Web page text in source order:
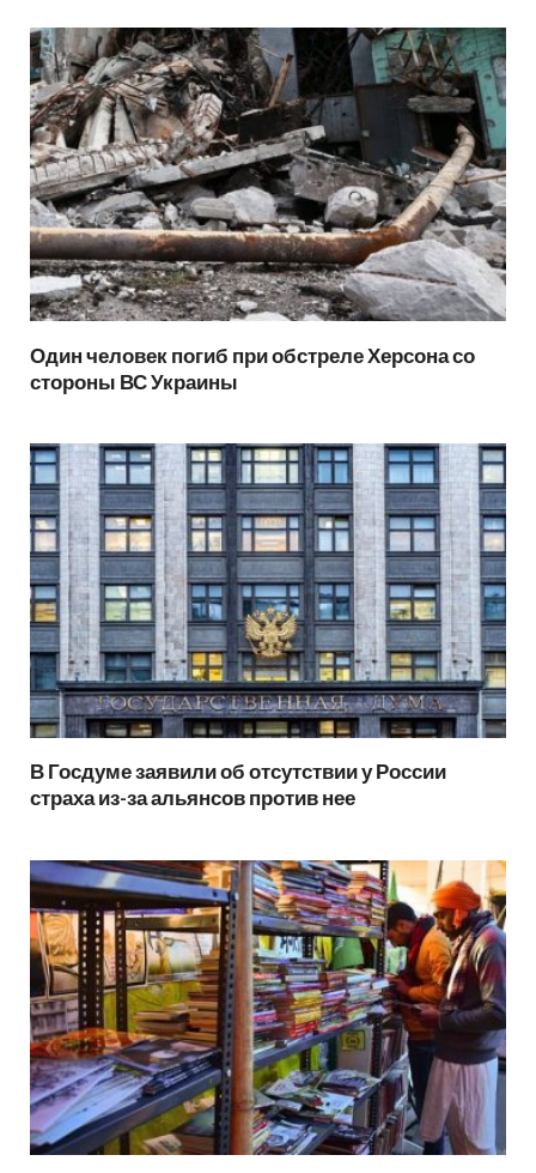
Один человек погиб при обстреле Херсона со
стороны ВС Украины
В Госдуме заявили об отсутствии у России
страха из-за альянсов против нее